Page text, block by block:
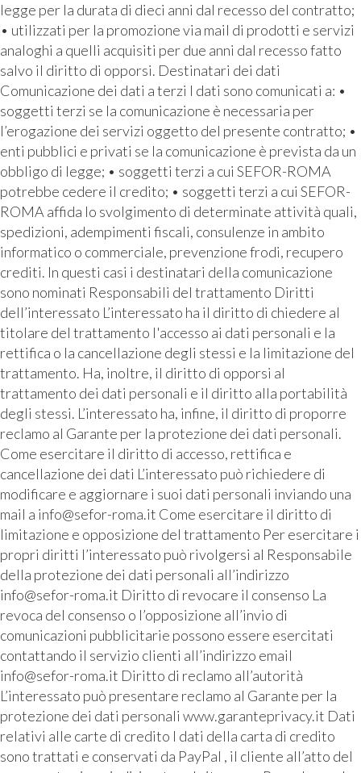
legge per la durata di dieci anni dal recesso del contratto;
• utilizzati per la promozione via mail di prodotti e servizi
analoghi a quelli acquisiti per due anni dal recesso fatto
salvo il diritto di opporsi. Destinatari dei dati
Comunicazione dei dati a terzi I dati sono comunicati a: •
soggetti terzi se la comunicazione è necessaria per
l’erogazione dei servizi oggetto del presente contratto; •
enti pubblici e privati se la comunicazione è prevista da un
obbligo di legge; • soggetti terzi a cui SEFOR-ROMA
potrebbe cedere il credito; • soggetti terzi a cui SEFOR-
ROMA affida lo svolgimento di determinate attività quali,
spedizioni, adempimenti fiscali, consulenze in ambito
informatico o commerciale, prevenzione frodi, recupero
crediti. In questi casi i destinatari della comunicazione
sono nominati Responsabili del trattamento Diritti
dell’interessato L’interessato ha il diritto di chiedere al
titolare del trattamento l'accesso ai dati personali e la
rettifica o la cancellazione degli stessi e la limitazione del
trattamento. Ha, inoltre, il diritto di opporsi al
trattamento dei dati personali e il diritto alla portabilità
degli stessi. L’interessato ha, infine, il diritto di proporre
reclamo al Garante per la protezione dei dati personali.
Come esercitare il diritto di accesso, rettifica e
cancellazione dei dati L’interessato può richiedere di
modificare e aggiornare i suoi dati personali inviando una
mail a info@sefor-roma.it Come esercitare il diritto di
limitazione e opposizione del trattamento Per esercitare i
propri diritti l’interessato può rivolgersi al Responsabile
della protezione dei dati personali all’indirizzo
info@sefor-roma.it Diritto di revocare il consenso La
revoca del consenso o l’opposizione all’invio di
comunicazioni pubblicitarie possono essere esercitati
contattando il servizio clienti all’indirizzo email
info@sefor-roma.it Diritto di reclamo all’autorità
L’interessato può presentare reclamo al Garante per la
protezione dei dati personali www.garanteprivacy.it Dati
relativi alle carte di credito I dati della carta di credito
sono trattati e conservati da PayPal , il cliente all’atto del